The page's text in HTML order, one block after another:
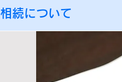
相続について